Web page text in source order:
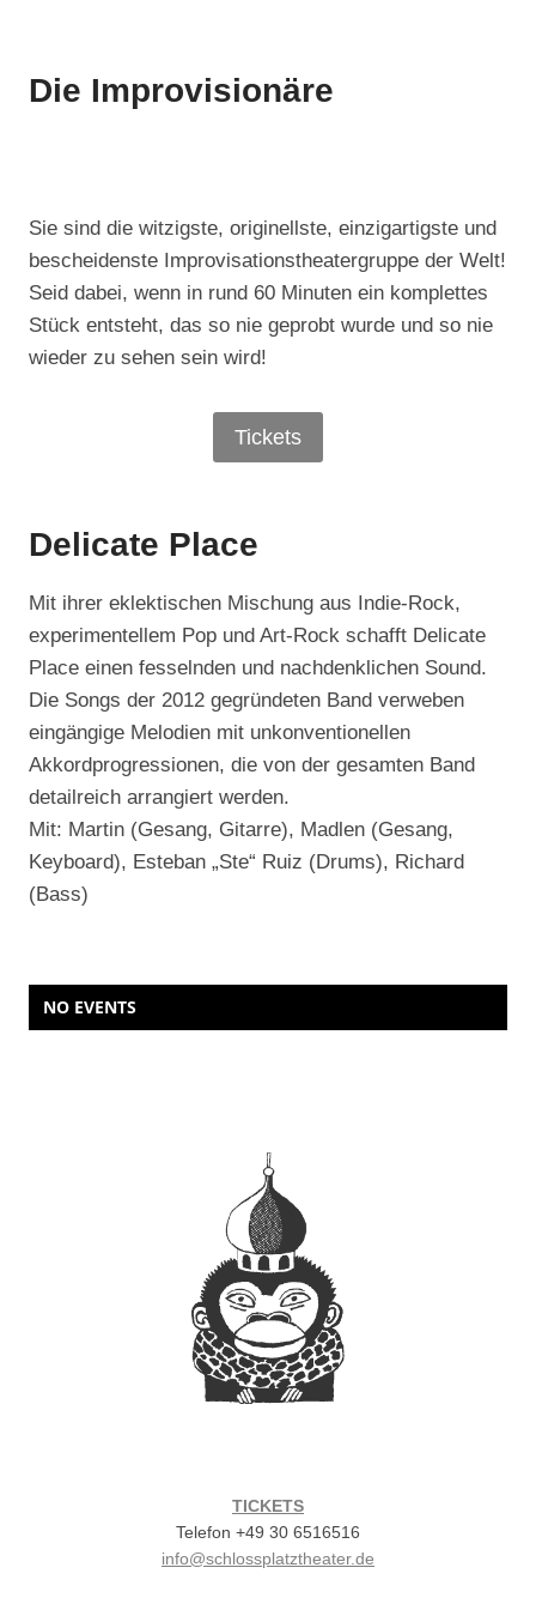
Die Improvisionäre
Sie sind die witzigste, originellste, einzigartigste und
bescheidenste Improvisationstheatergruppe der Welt!
Seid dabei, wenn in rund 60 Minuten ein komplettes
Stück entsteht, das so nie geprobt wurde und so nie
wieder zu sehen sein wird!
Tickets
Delicate Place
Mit ihrer eklektischen Mischung aus Indie-Rock,
experimentellem Pop und Art-Rock schafft Delicate
Place einen fesselnden und nachdenklichen Sound.
Die Songs der 2012 gegründeten Band verweben
eingängige Melodien mit unkonventionellen
Akkordprogressionen, die von der gesamten Band
detailreich arrangiert werden.
Mit: Martin (Gesang, Gitarre), Madlen (Gesang,
Keyboard), Esteban „Ste“ Ruiz (Drums), Richard
(Bass)
NO EVENTS
TICKETS
Telefon +49 30 6516516
info@schlossplatztheater.de